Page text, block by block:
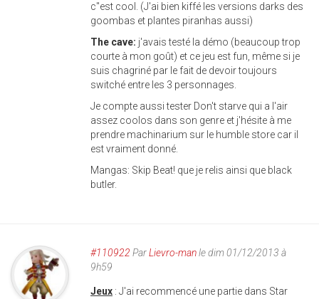
c''est cool. (J'ai bien kiffé les versions darks des
goombas et plantes piranhas aussi)
The cave: j'avais testé la démo (beaucoup trop
courte à mon goût) et ce jeu est fun, même si je
suis chagriné par le fait de devoir toujours
switché entre les 3 personnages.
Je compte aussi tester Don't starve qui a l'air
assez coolos dans son genre et j'hésite à me
prendre machinarium sur le humble store car il
est vraiment donné.
Mangas: Skip Beat! que je relis ainsi que black
butler.
#110922 ParLievro-manle dim 01/12/2013 à
9h59
Jeux : J'ai recommencé une partie dans Star